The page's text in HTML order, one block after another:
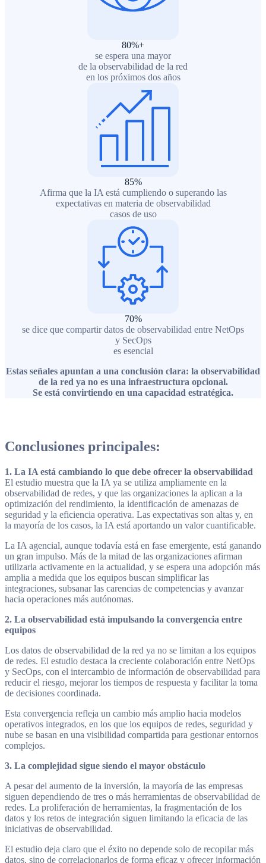
80%+
se espera una mayor
de la observabilidad de la red
en los próximos dos años
85%
Afirma que la IA está cumpliendo o superando las
expectativas en materia de observabilidad
casos de uso
70%
se dice que compartir datos de observabilidad entre NetOps
y SecOps
es esencial
Estas señales apuntan a una conclusión clara: la observabilidad
de la red ya no es una infraestructura opcional.
Se está convirtiendo en una capacidad estratégica.
Conclusiones principales:
1. La IA está cambiando lo que debe ofrecer la observabilidad
El estudio muestra que la IA ya se utiliza ampliamente en la
observabilidad de redes, y que las organizaciones la aplican a la
optimización del rendimiento, la identificación de amenazas de
seguridad y la eficiencia operativa. Las expectativas son altas y, en
la mayoría de los casos, la IA está aportando un valor cuantificable.
La IA agencial, aunque todavía está en fase emergente, está ganando
un gran impulso. Más de la mitad de las organizaciones afirman
utilizarla activamente en la actualidad, y se espera una adopción más
amplia a medida que los equipos buscan simplificar las
integraciones, subsanar las carencias de competencias y avanzar
hacia operaciones más autónomas.
2. La observabilidad está impulsando la convergencia entre
equipos
Los datos de observabilidad de la red ya no se limitan a los equipos
de redes. El estudio destaca la creciente colaboración entre NetOps
y SecOps, con el intercambio de información de observabilidad para
reducir el riesgo, mejorar los tiempos de respuesta y facilitar la toma
de decisiones coordinada.
Esta convergencia refleja un cambio más amplio hacia modelos
operativos integrados, en los que los equipos de redes, seguridad y
nube se basan en una visibilidad compartida para gestionar entornos
complejos.
3. La complejidad sigue siendo el mayor obstáculo
A pesar del aumento de la inversión, la mayoría de las empresas
siguen dependiendo de tres o más herramientas de observabilidad de
redes. La proliferación de herramientas, la fragmentación de los
datos y los retos de integración siguen limitando la eficacia de las
iniciativas de observabilidad.
El estudio deja claro que el éxito no depende solo de recopilar más
datos, sino de correlacionarlos de forma eficaz y ofrecer información